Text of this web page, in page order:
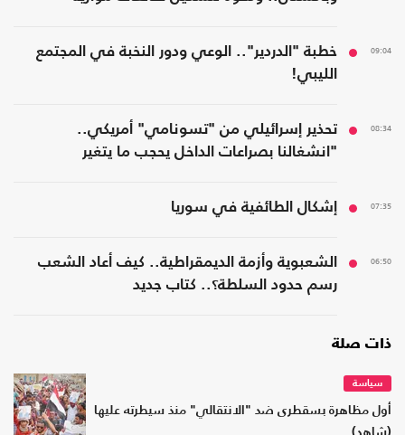
09:04
خطبة "الدردير".. الوعي ودور النخبة في المجتمع
الليبي!
08:34
تحذير إسرائيلي من "تسونامي" أمريكي..
"انشغالنا بصراعات الداخل يحجب ما يتغير
07:35 إشكال الطائفية في سوريا
06:50
الشعبوية وأزمة الديمقراطية.. كيف أعاد الشعب
رسم حدود السلطة؟.. كتاب جديد
ذات صلة
سياسة
أول مظاهرة بسقطرى ضد "الانتقالي" منذ سيطرته عليها
(شاهد)